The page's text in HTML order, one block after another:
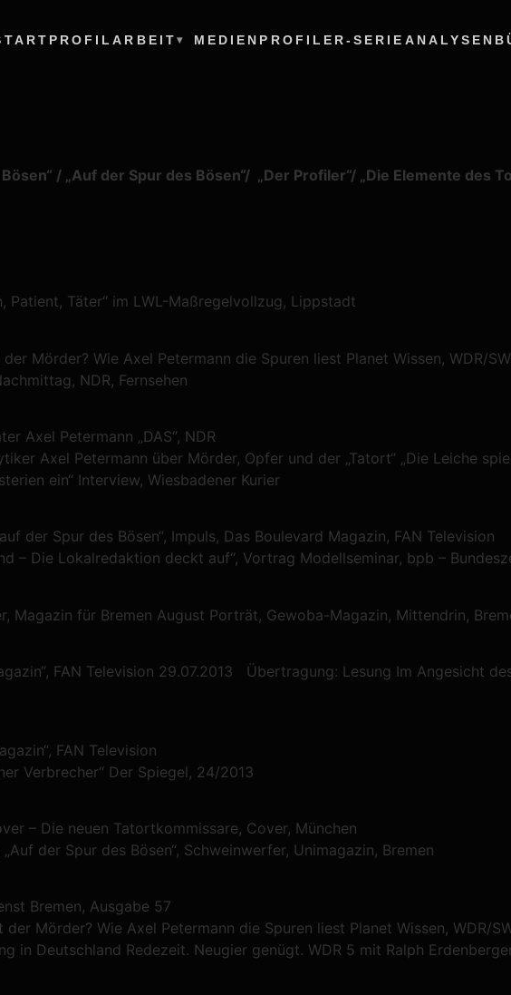
PROFILARBEIT MEDIEN PROFILER-SERIE ANALYSEN
/ „Auf der Spur des Bösen“/ „Der Profiler“/ „Die Elemente des
Patient, Täter“ im LWL-Maßregelvollzug, Lippstadt
Mörder? Wie Axel Petermann die Spuren liest Planet Wissen, WDR/
NDR, Fernsehen
Axel Petermann „DAS“, NDR
Axel Petermann über Mörder, Opfer und der „Tatort“ „Die Leiche
ein“ Interview, Wiesbadener Kurier
der Spur des Bösen“, Impuls, Das Boulevard Magazin, FAN Television
– Die Lokalredaktion deckt auf“, Vortrag Modellseminar, bpb –
Magazin für Bremen August Porträt, Gewoba-Magazin, Mittendrin,
FAN Television 29.07.2013 Übertragung: Lesung Im Angesicht
FAN Television
Verbrecher“ Der Spiegel, 24/2013
– Die neuen Tatortkommissare, Cover, München
der Spur des Bösen“, Schweinwerfer, Unimagazin, Bremen
Bremen, Ausgabe 57
Mörder? Wie Axel Petermann die Spuren liest Planet Wissen, WDR/
in Deutschland Redezeit. Neugier genügt. WDR 5 mit Ralph